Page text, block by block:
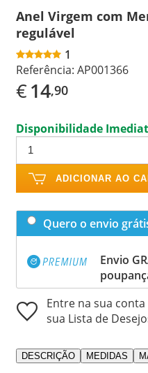
Anel Virgem com
regulável
1
Referência: AP001366
€14,90
Disponibilidade
ADICIONAR AO
Quero o envio
Envio
Entre na sua
sua Lista de
DESCRIÇÃO MEDIDAS